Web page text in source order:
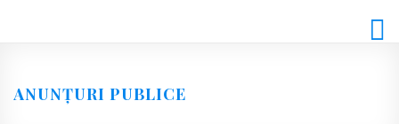
ANUNȚURI PUBLICE